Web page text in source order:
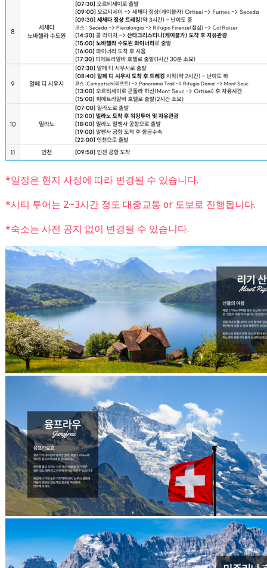
*일정은 현지 사정에 따라 변경될 수 있습니다.
*시티 투어는 2~3시간 정도 대중교통 or 도보로 진행됩니다.
*숙소는 사전 공지 없이 변경될 수 있습니다.